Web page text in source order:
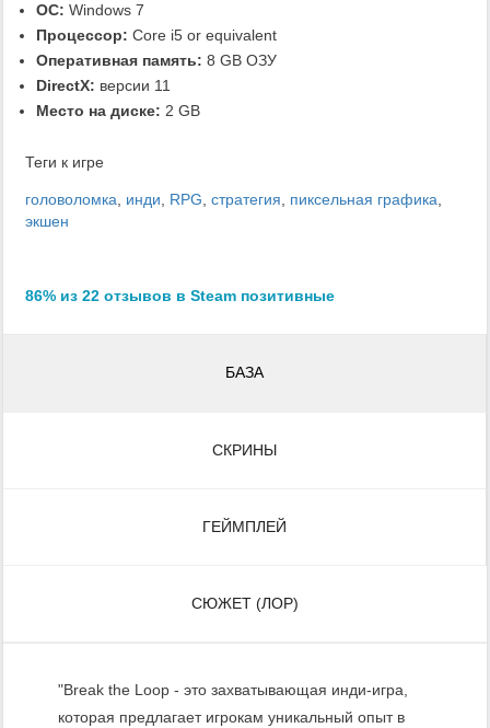
ОС: Windows 7
Процессор: Core i5 or equivalent
Оперативная память: 8 GB ОЗУ
DirectX: версии 11
Место на диске: 2 GB
Теги к игре
головоломка, инди, RPG, стратегия, пиксельная графика,
экшен
86% из 22 отзывов в Steam позитивные
БАЗА
СКРИНЫ
ГЕЙМПЛЕЙ
СЮЖЕТ (ЛОР)
"Break the Loop - это захватывающая инди-игра,
которая предлагает игрокам уникальный опыт в